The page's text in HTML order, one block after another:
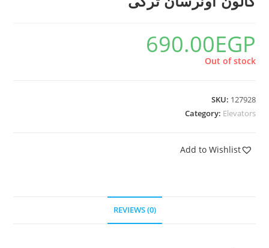
690.00EGP
Out of stock
SKU: 127928
Category: Elevators
Add to Wishlist
REVIEWS (0)